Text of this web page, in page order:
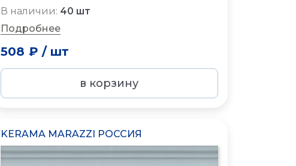
В наличии: 40 шт
Подробнее
508 ₽ / шт
в корзину
KERAMA MARAZZI РОССИЯ